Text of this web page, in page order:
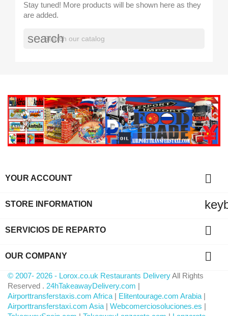
Stay tuned! More products will be shown here as they
are added.
search
YOUR ACCOUNT 
STORE INFORMATION
SERVICIOS DE REPARTO 
OUR COMPANY 
© 2007- 2026 - Lorox.co.uk Restaurants DeliveryAll Rights
Reserved . 24hTakeawayDelivery.com |
Airporttransferstaxis.com Africa | Elitentourage.com Arabia |
Airporttransferstaxi.com Asia | Webcomerciosoluciones.es |